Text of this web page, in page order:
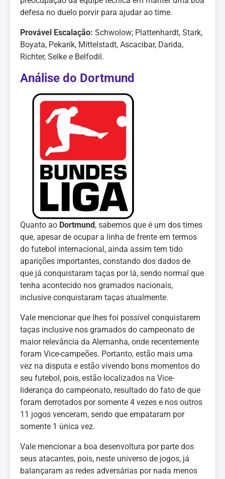
defesa no duelo porvir para ajudar ao time.
Provável Escalação: Schwolow; Plattenhardt, Stark,
Boyata, Pekarík, Mittelstadt, Ascacibar, Darida,
Richter, Selke e Belfodil.
Análise do Dortmund
Quanto ao Dortmund, sabemos que é um dos times
que, apesar de ocupar a linha de frente em termos
do futebol internacional, ainda assim tem tido
aparições importantes, constando dos dados de
que já conquistaram taças por lá, sendo normal que
tenha acontecido nos gramados nacionais,
inclusive conquistaram taças atualmente.
Vale mencionar que lhes foi possível conquistarem
taças inclusive nos gramados do campeonato de
maior relevância da Alemanha, onde recentemente
foram Vice-campeões. Portanto, estão mais uma
vez na disputa e estão vivendo bons momentos do
seu futebol, pois, estão localizados na Vice-
liderança do campeonato, resultado do fato de que
foram derrotados por somente 4 vezes e nos outros
11 jogos venceram, sendo que empataram por
somente 1 única vez.
Vale mencionar a boa desenvoltura por parte dos
seus atacantes, pois, neste universo de jogos, já
balançaram as redes adversárias por nada menos